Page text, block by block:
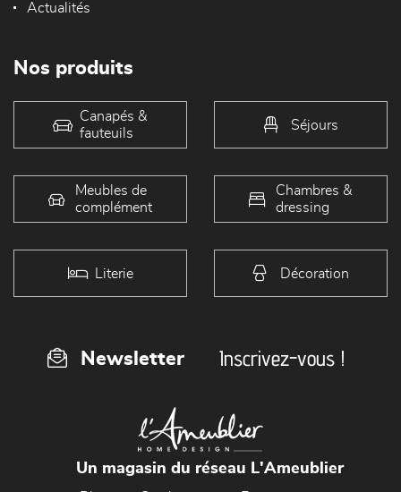
Actualités
Nos produits
Canapés &
fauteuils
Séjours
Meubles de
complément
Chambres &
dressing
Literie Décoration
Newsletter Inscrivez-vous !
Un magasin du réseau L'Ameublier